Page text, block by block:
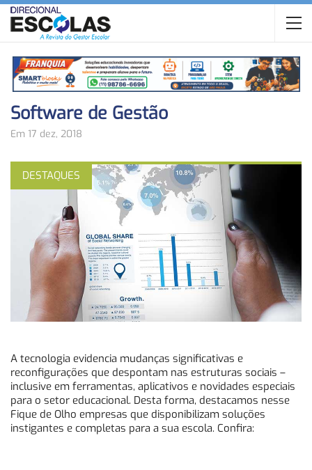
Software de Gestão
Em 17 dez, 2018
DESTAQUES
A tecnologia evidencia mudanças significativas e
reconfigurações que despontam nas estruturas sociais –
inclusive em ferramentas, aplicativos e novidades especiais
para o setor educacional. Desta forma, destacamos nesse
Fique de Olho empresas que disponibilizam soluções
instigantes e completas para a sua escola. Confira: